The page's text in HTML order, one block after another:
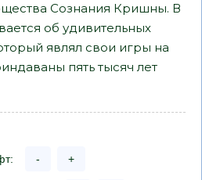
Сознания Кришны. В
об удивительных
являл свои игры на
пять тысяч лет
- +